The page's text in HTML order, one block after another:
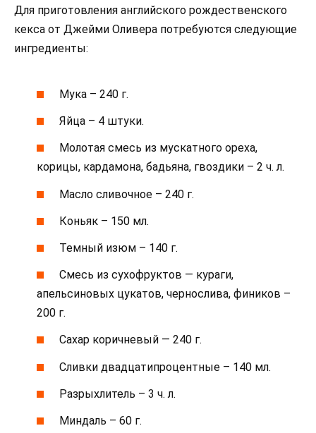
Для приготовления английского рождественского
кекса от Джейми Оливера потребуются следующие
ингредиенты:
Мука – 240 г.
Яйца – 4 штуки.
Молотая смесь из мускатного ореха,
корицы, кардамона, бадьяна, гвоздики – 2 ч. л.
Масло сливочное – 240 г.
Коньяк – 150 мл.
Темный изюм – 140 г.
Смесь из сухофруктов — кураги,
апельсиновых цукатов, чернослива, фиников –
200 г.
Сахар коричневый — 240 г.
Сливки двадцатипроцентные – 140 мл.
Разрыхлитель – 3 ч. л.
Миндаль – 60 г.